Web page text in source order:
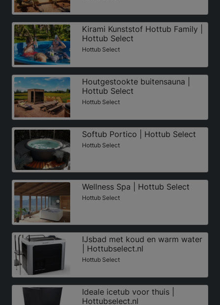
Kirami Kunststof Hottub Family |
Hottub Select
Hottub Select
Houtgestookte buitensauna |
Hottub Select
Hottub Select
Softub Portico | Hottub Select
Hottub Select
Wellness Spa | Hottub Select
Hottub Select
IJsbad met koud en warm water
| Hottubselect.nl
Hottub Select
Ideale icetub voor thuis |
Hottubselect.nl